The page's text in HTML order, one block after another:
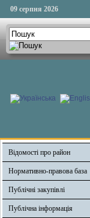
09 серпня 2026
Відомості про район
Нормативно-правова база
Публічні закупівлі
Публічна інформація